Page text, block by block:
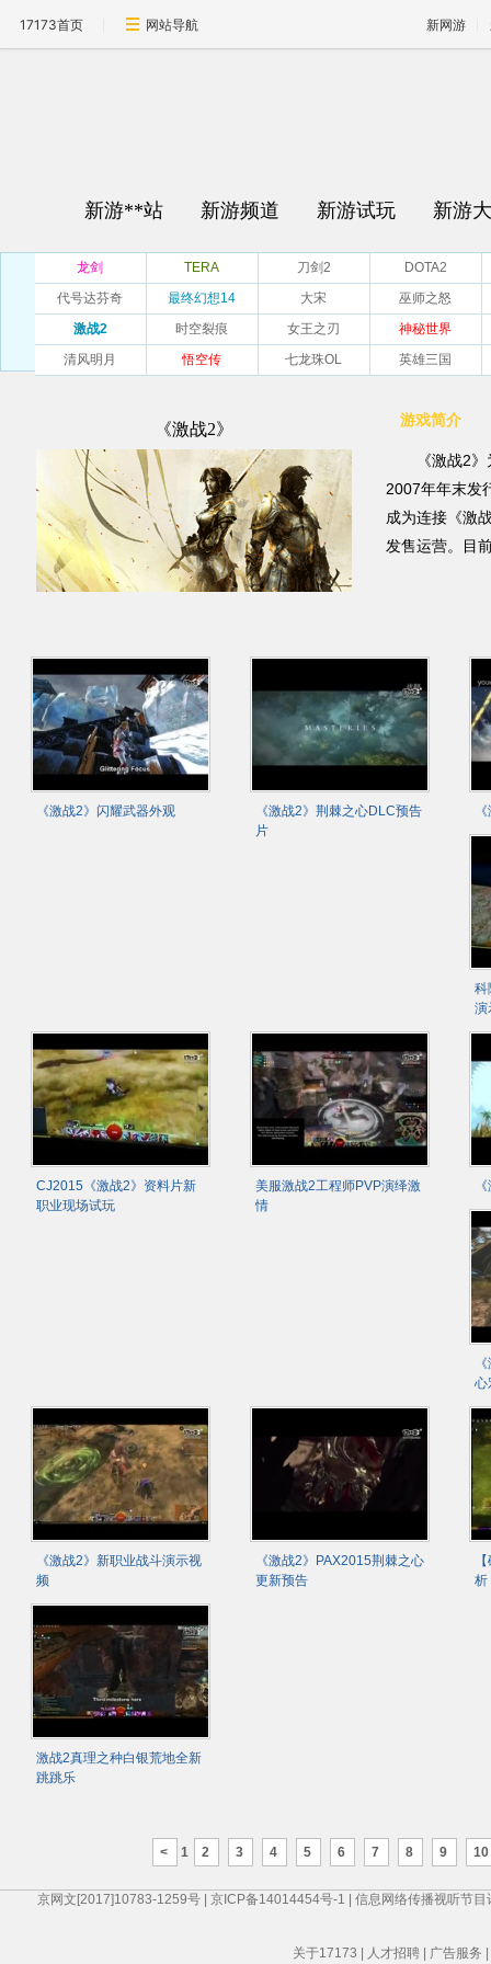
17173首页 网站导航 新网游
新游**站 新游频道 新游试玩 新游
龙剑 TERA 刀剑2
DOTA2
代号达芬奇
最终幻想14 大宋
巫师之怒
激战2
时空裂痕 女王之刃
神秘世界
清风明月
悟空传 七龙珠OL 英雄三国
《激战2》 游戏简介
《激战2
2007年年末发
成为连接《激
发售运营。目
《激战2》闪耀武器外观
《激战2》荆棘之心DLC预告
片
科
演
CJ2015《激战2》资料片新
职业现场试玩
美服激战2工程师PVP演绎激
情
心
《激战2》新职业战斗演示视
频
《激战2》PAX2015荆棘之心
更新预告
析
激战2真理之种白银荒地全新
跳跳乐
< 1 2 3 4 5 6 7 8 9 10
京网文[2017]10783-1259号 京ICP备14014454号-1 信息网络传播视听节目
关于17173 | 人才招聘 | 广告服务 |